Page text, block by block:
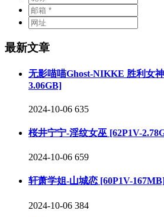
最新文章
无影喵喵Ghost-NIKKE 胜利女
3.06GB]
2024-10-06 635
桜井宁宁-淫纹女巫 [62P1V-
2024-10-06 659
轩萧学姐-山城恋 [60P1V-
2024-10-06 384